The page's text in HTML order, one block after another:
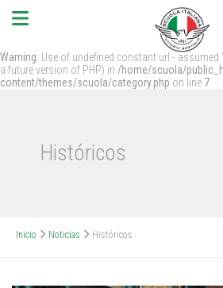
Warning: Use of undefined constant url -
a future version of PHP) in /home/scuola/
content/themes/scuola/category.php on line 7
Históricos
Inicio Noticias Históricos